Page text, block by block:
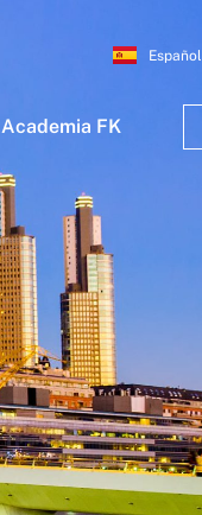
Español
Academia FK